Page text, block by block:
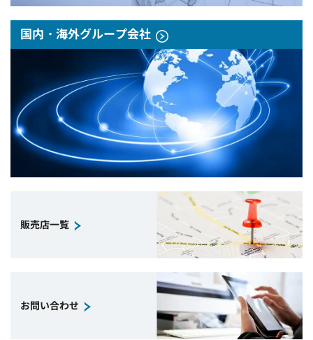
国内・海外グループ会社
販売店一覧
お問い合わせ